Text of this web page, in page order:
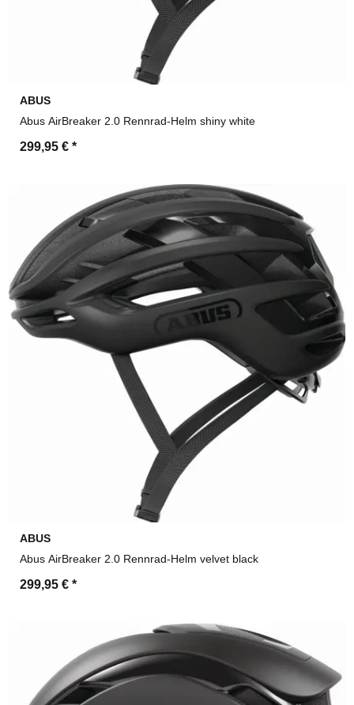
ABUS
Abus AirBreaker 2.0 Rennrad-Helm shiny white
299,95 € *
ABUS
Abus AirBreaker 2.0 Rennrad-Helm velvet black
299,95 € *